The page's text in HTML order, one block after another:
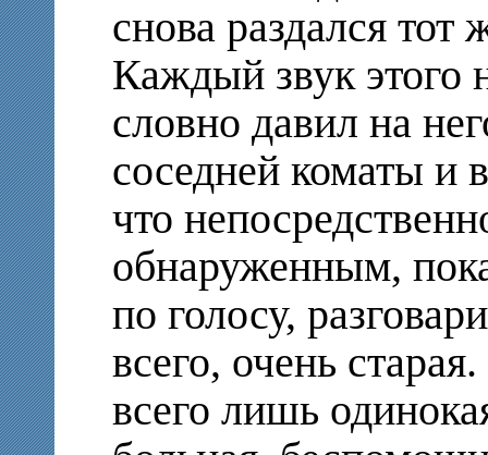
снова раздался
Каждый звук этого
словно давил на
соседней коматы и
что
обнаруженным,
по голосу,
всего, очень
всего лишь